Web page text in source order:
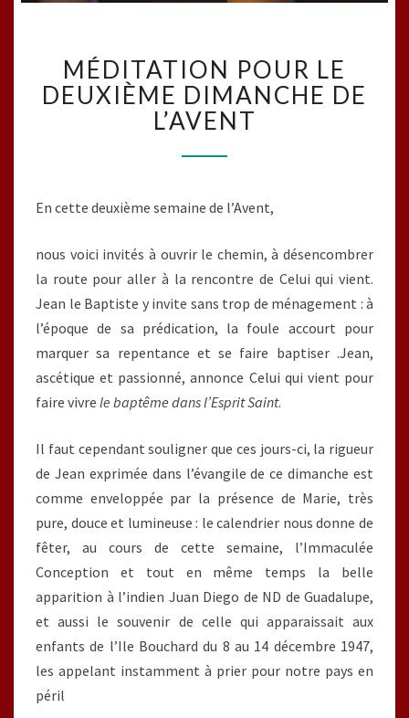
POUR
LE
DEUXIÈME
DIMANCHE
MÉDITATION POUR LE
DEUXIÈME DIMANCHE DE
L’AVENT
En cette deuxième semaine de l’Avent,
nous voici invités à ouvrir le chemin, à désencombrer
la route pour aller à la rencontre de Celui qui vient.
Jean le Baptiste y invite sans trop de ménagement : à
l’époque de sa prédication, la foule accourt pour
marquer sa repentance et se faire baptiser .Jean,
ascétique et passionné, annonce Celui qui vient pour
faire vivre le baptême dans l’Esprit Saint.
Il faut cependant souligner que ces jours-ci, la rigueur
de Jean exprimée dans l’évangile de ce dimanche est
comme enveloppée par la présence de Marie, très
pure, douce et lumineuse : le calendrier nous donne de
fêter, au cours de cette semaine, l’Immaculée
Conception et tout en même temps la belle
apparition à l’indien Juan Diego de ND de Guadalupe,
et aussi le souvenir de celle qui apparaissait aux
enfants de l’Ile Bouchard du 8 au 14 décembre 1947,
les appelant instamment à prier pour notre pays en
péril